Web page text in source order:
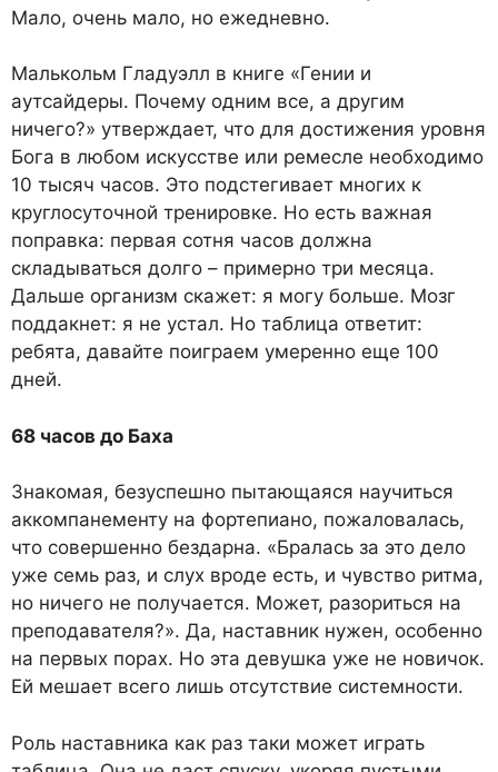
Мало, очень мало, но ежедневно.
Малькольм Гладуэлл в книге «Гении и
аутсайдеры. Почему одним все, а другим
ничего?» утверждает, что для достижения уровня
Бога в любом искусстве или ремесле необходимо
10 тысяч часов. Это подстегивает многих к
круглосуточной тренировке. Но есть важная
поправка: первая сотня часов должна
складываться долго – примерно три месяца.
Дальше организм скажет: я могу больше. Мозг
поддакнет: я не устал. Но таблица ответит:
ребята, давайте поиграем умеренно еще 100
дней.
68 часов до Баха
Знакомая, безуспешно пытающаяся научиться
аккомпанементу на фортепиано, пожаловалась,
что совершенно бездарна. «Бралась за это дело
уже семь раз, и слух вроде есть, и чувство ритма,
но ничего не получается. Может, разориться на
преподавателя?». Да, наставник нужен, особенно
на первых порах. Но эта девушка уже не новичок.
Ей мешает всего лишь отсутствие системности.
Роль наставника как раз таки может играть